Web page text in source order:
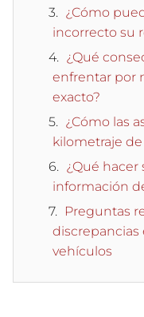
¿Cómo
incorrecto su
¿Qué
enfrentar por
exacto?
¿Cómo las
kilometraje
¿Qué hacer
información
Preguntas
discrepancias
vehículos